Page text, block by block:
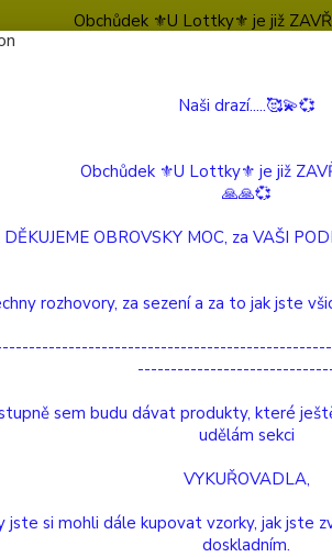
Obchůdek ⚜️U Lottky⚜️ je již
VETERINÁRNÍ PRODUKTY VIROVET - element
Naši drazí.....🥰💫💞
Obchůdek ⚜️U Lottky⚜️ je již
🙏🙏💞
DĚKUJEME OBROVSKY MOC, za VAŠI
rozhovory, za sezení a za to jak jste
sem budu dávat produkty, které
udělám sekci
VYKUŘOVADLA,
jste si mohli dále kupovat vzorky, jak jste
doskladním.